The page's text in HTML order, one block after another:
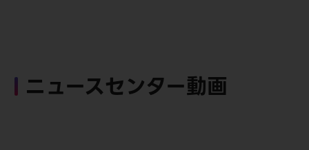
ニュースセンター動画